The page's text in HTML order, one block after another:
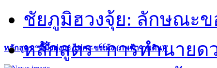
หลักสูตร “คี้มึ้งตุ่งกะ ไท่กง-ขงเม้ง (ภพฟ้า ภพดิน)”
ชัยภูมิฮวงจุ้ย: ลักษณะ
หลักสูตร “การทำนายด